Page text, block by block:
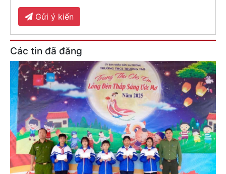
Gửi ý kiến
Các tin đã đăng